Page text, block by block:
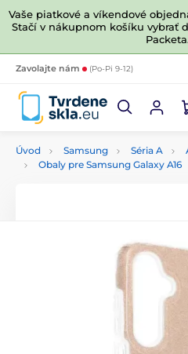
Vaše piatkové a víkendové
Stačí v nákupnom košíku vybrať
Packeta.
Zavolajte nám (Po-Pi 9-12)
Úvod Samsung Séria A
Obaly pre Samsung Galaxy A16